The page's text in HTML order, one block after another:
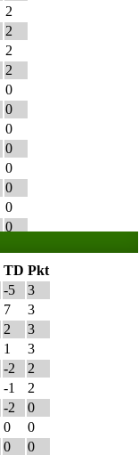
2
2
2
2
0
0
0
0
0
0
0
0
TD Pkt
-5
3
7
3
2
3
1
3
-2
2
-1
2
-2
0
0
0
0
0